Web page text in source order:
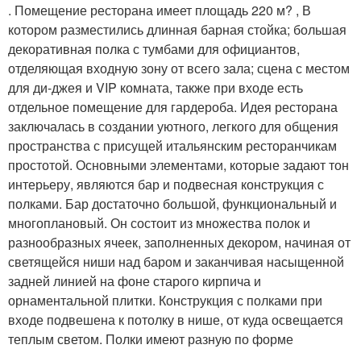
. Помещение ресторана имеет площадь 220 м? , В
котором разместились длинная барная стойка; большая
декоративная полка с тумбами для официантов,
отделяющая входную зону от всего зала; сцена с местом
для ди-джея и VIP комната, также при входе есть
отдельное помещение для гардероба. Идея ресторана
заключалась в создании уютного, легкого для общения
пространства с присущей итальянским ресторанчикам
простотой. Основными элементами, которые задают тон
интерьеру, являются бар и подвесная конструкция с
полками. Бар достаточно большой, функциональный и
многоплановый. Он состоит из множества полок и
разнообразных ячеек, заполненных декором, начиная от
светящейся ниши над баром и заканчивая насыщенной
задней линией на фоне старого кирпича и
орнаментальной плитки. Конструкция с полками при
входе подвешена к потолку в нише, от куда освещается
теплым светом. Полки имеют разную по форме